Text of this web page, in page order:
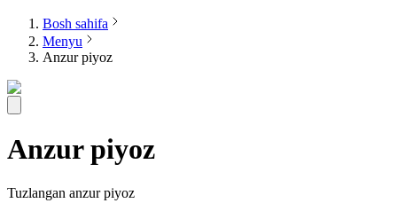
Bosh sahifa
Menyu
Anzur piyoz
Anzur piyoz
Tuzlangan anzur piyoz